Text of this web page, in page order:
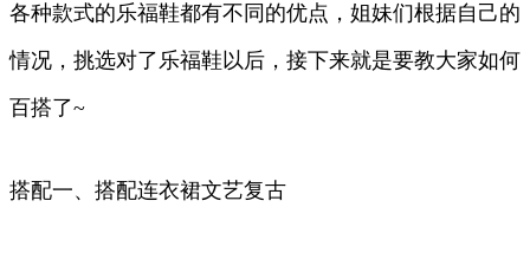
各种款式的乐福鞋都有不同的优点，姐妹们根据自己的
情况，挑选对了乐福鞋以后，接下来就是要教大家如何
百搭了~
搭配一、搭配连衣裙文艺复古